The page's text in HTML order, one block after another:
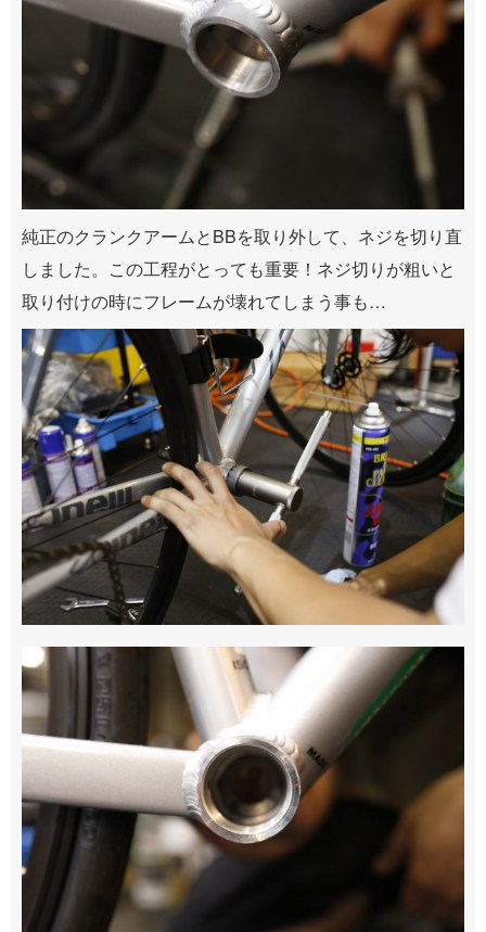
純正のクランクアームとBBを取り外して、ネジを切り直
しました。この工程がとっても重要！ネジ切りが粗いと
取り付けの時にフレームが壊れてしまう事も…